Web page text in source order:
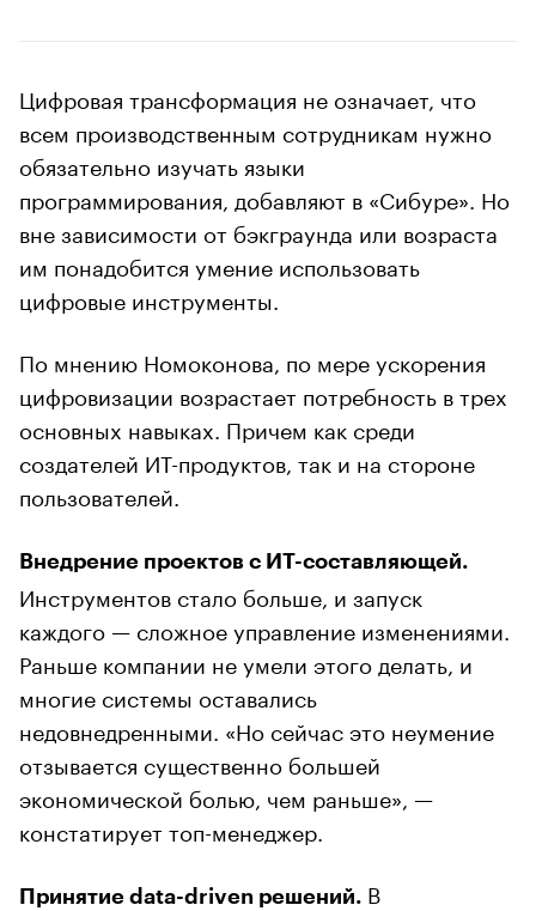
Цифровая трансформация не означает, что
всем производственным сотрудникам нужно
обязательно изучать языки
программирования, добавляют в «Сибуре». Но
вне зависимости от бэкграунда или возраста
им понадобится умение использовать
цифровые инструменты.
По мнению Номоконова, по мере ускорения
цифровизации возрастает потребность в трех
основных навыках. Причем как среди
создателей ИТ-продуктов, так и на стороне
пользователей.
Внедрение проектов с ИТ-составляющей.
Инструментов стало больше, и запуск
каждого — сложное управление изменениями.
Раньше компании не умели этого делать, и
многие системы оставались
недовнедренными. «Но сейчас это неумение
отзывается существенно большей
экономической болью, чем раньше», —
констатирует топ-менеджер.
Принятие data-driven решений. В